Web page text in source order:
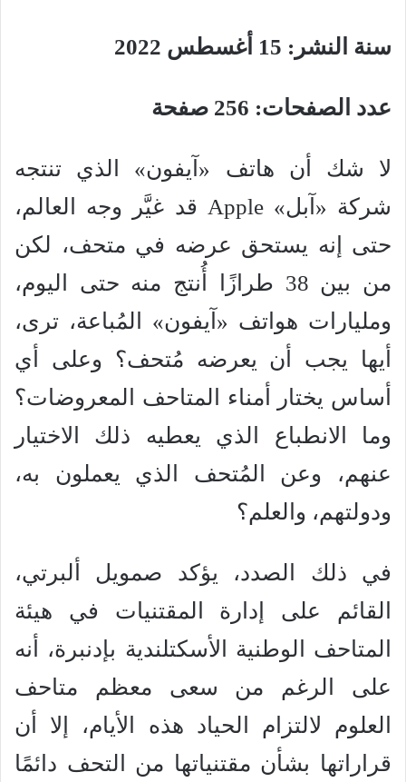
سنة النشر: 15 أغسطس 2022
عدد الصفحات: 256 صفحة
لا شك أن هاتف «آيفون» الذي تنتجه
شركة «آبل» Apple قد غيَّر وجه العالم،
حتى إنه يستحق عرضه في متحف، لكن
من بين 38 طرازًا أُنتج منه حتى اليوم،
ومليارات هواتف «آيفون» المُباعة، ترى،
أيها يجب أن يعرضه مُتحف؟ وعلى أي
أساس يختار أمناء المتاحف المعروضات؟
وما الانطباع الذي يعطيه ذلك الاختيار
عنهم، وعن المُتحف الذي يعملون به،
ودولتهم، والعلم؟
في ذلك الصدد، يؤكد صمويل ألبرتي،
القائم على إدارة المقتنيات في هيئة
المتاحف الوطنية الأسكتلندية بإدنبرة، أنه
على الرغم من سعى معظم متاحف
العلوم لالتزام الحياد هذه الأيام، إلا أن
قراراتها بشأن مقتنياتها من التحف دائمًا